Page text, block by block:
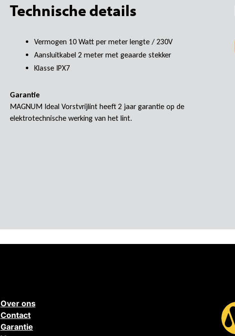
Technische details
Vermogen 10 Watt per meter lengte / 230V
Aansluitkabel 2 meter met geaarde stekker
Klasse IPX7
Garantie
MAGNUM Ideal Vorstvrijlint heeft 2 jaar garantie op de
elektrotechnische werking van het lint.
Over ons
Contact
Garantie